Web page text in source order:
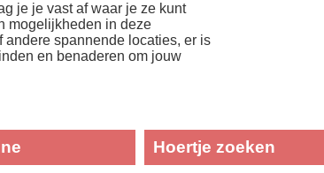
je je vast af waar je ze kunt
mogelijkheden in deze
andere spannende locaties, er is
en benaderen om jouw
Hoertje zoeken